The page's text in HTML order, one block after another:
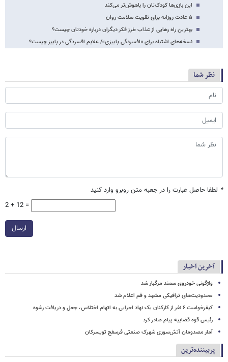
این بازی‌ها کودک‌تان را باهوش‌تر می‌کند
۵ عادت روزانه برای تقویت سلامت روان
بهترین راه رهایی از عذاب طرز فکر دیگران درباره خودتان چیست؟
نسخه‌های اشتباه برای «افسردگی پاییزی»/ علایم افسردگی در پاییز چیست؟
نظر شما
* لطفا حاصل عبارت را در جعبه متن روبرو وارد کنید
2 + 12 =
ارسال
آخرین اخبار
واژگونی خودروی سمند مرگبار شد
محدودیت‌های ترافیکی مشهد و قم اعلام شد
کیفرخواست ۶ نفر از کارکنان یک نهاد اجرایی به اتهام اختلاس، جعل و دریافت رشوه
رئیس قوه قضاییه پیام صادر کرد
آمار مصدومان آتش‌سوزی شهرک صنعتی فرسفج تویسرکان
پربیننده‌ترین